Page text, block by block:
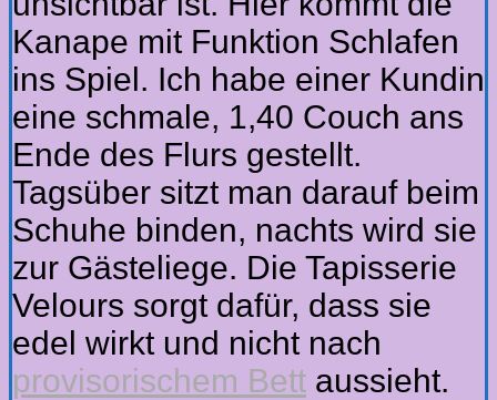
Kanape mit Funktion Schlafen
ins Spiel. Ich habe einer Kundin
eine schmale, 1,40 Couch ans
Ende des Flurs gestellt.
Tagsüber sitzt man darauf beim
Schuhe binden, nachts wird sie
zur Gästeliege. Die Tapisserie
Velours sorgt dafür, dass sie
edel wirkt und nicht nach
provisorischem Bett aussieht.